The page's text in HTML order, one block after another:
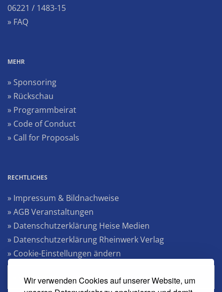
Wir verwenden Cookies auf unserer Website, um
06221 / 1483-15
» FAQ
MEHR
» Sponsoring
» Rückschau
» Programmbeirat
» Code of Conduct
» Call for Proposals
RECHTLICHES
» Impressum & Bildnachweise
» AGB Veranstaltungen
» Datenschutzerklärung Heise Medien
» Datenschutzerklärung Rheinwerk Verlag
» Cookie-Einstellungen ändern
» Vertrag widerrufen